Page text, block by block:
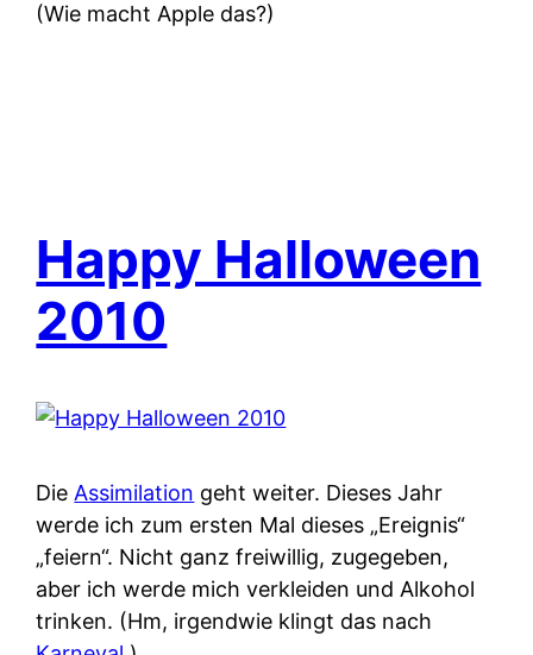
(Wie macht Apple das?)
Happy Halloween
2010
Die Assimilation geht weiter. Dieses Jahr
werde ich zum ersten Mal dieses „Ereignis“
„feiern“. Nicht ganz freiwillig, zugegeben,
aber ich werde mich verkleiden und Alkohol
trinken. (Hm, irgendwie klingt das nach